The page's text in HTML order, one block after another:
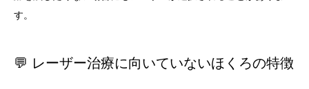
す。
💬 レーザー治療に向いていないほくろの特徴